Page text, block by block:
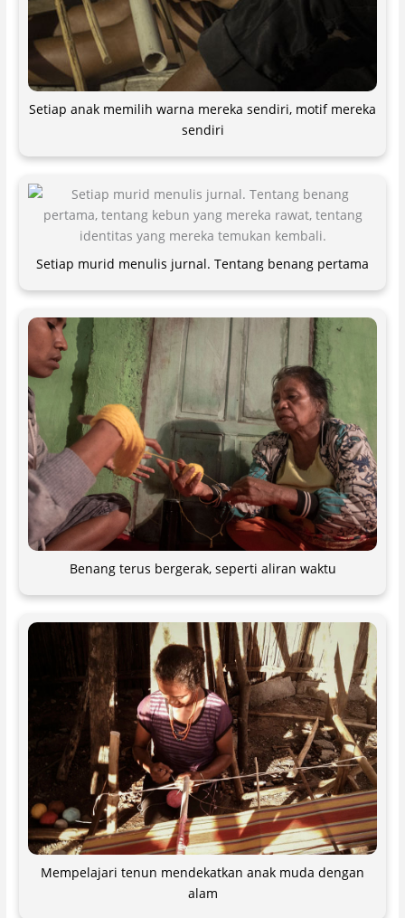
Setiap anak memilih warna mereka sendiri, motif mereka
sendiri
Setiap murid menulis jurnal. Tentang benang pertama
Benang terus bergerak, seperti aliran waktu
Mempelajari tenun mendekatkan anak muda dengan
alam